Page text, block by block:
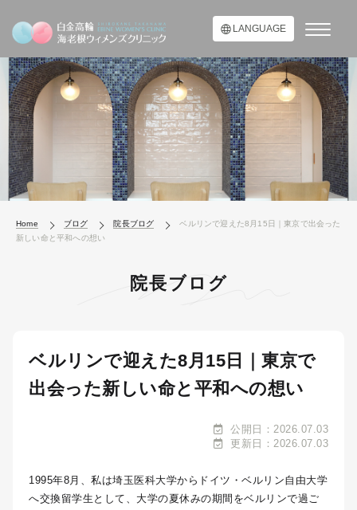
LANGUAGE
Home ブログ 院長ブログ
ベルリンで迎えた8月15日｜東京で出会った
新しい命と平和への想い
院長ブログ
ベルリンで迎えた8月15日｜東京で
出会った新しい命と平和への想い
公開日：2026.07.03
更新日：2026.07.03
1995年8月、私は埼玉医科大学からドイツ・ベルリン自由大学
へ交換留学生として、大学の夏休みの期間をベルリンで過ご